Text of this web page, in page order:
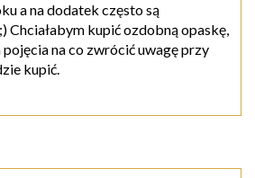
a na dodatek często są
Chciałabym kupić ozdobną opaskę,
pojęcia na co zwrócić uwagę przy
kupić.